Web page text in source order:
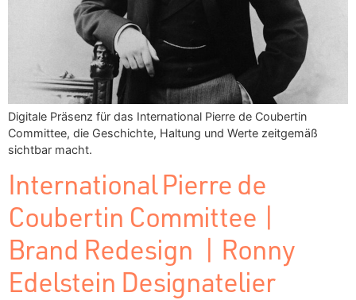
Digitale Präsenz für das International Pierre de Coubertin
Committee, die Geschichte, Haltung und Werte zeitgemäß
sichtbar macht.
International Pierre de
Coubertin Committee |
Brand Redesign | Ronny
Edelstein Designatelier